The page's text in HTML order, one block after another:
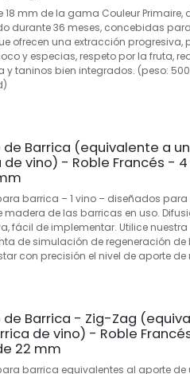
18 mm de la gama Couleur Primaire,
durante 36 meses, concebidas
ofrecen una extracción progresiva,
y especias, respeto por la fruta,
y taninos bien integrados. (peso: 500
de Barrica (equivalente a
de vino) - Roble Francés -
barrica – 1 vino – diseñados para
madera de las barricas en uso.
fácil de implementar. Utilice nuestra
de simulación de regeneración de
con precisión el nivel de aporte de
de Barrica - Zig-Zag
de vino) - Roble
22 mm
barrica equivalentes al aporte de